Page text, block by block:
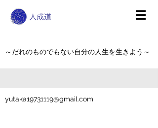
～だれのものでもない自分の人生を生きよう～
yutaka19731119@gmail.com